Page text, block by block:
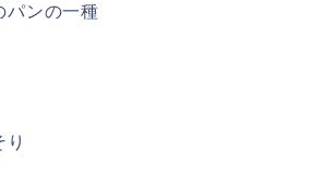
パンの一種